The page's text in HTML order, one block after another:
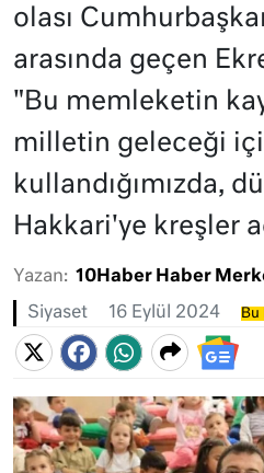
olası
arasında geçen
"Bu memleketin
milletin geleceği
kullandığımızda,
Hakkari'ye kreşler
Yazan: 10Haber Haber
Siyaset 16 Eylül 2024 Bu